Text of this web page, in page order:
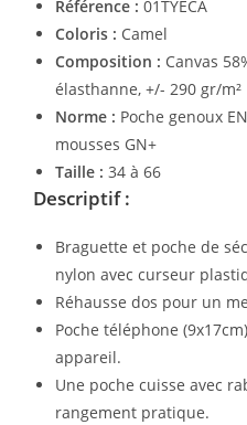
Référence : 01TYECA
Coloris : Camel
Composition : Canvas
élasthanne, +/- 290 gr/m²
Norme : Poche genoux
mousses GN+
Taille : 34 à 66
Descriptif :
Braguette et poche de
nylon avec curseur
Réhausse dos pour un
Poche téléphone
appareil.
Une poche cuisse avec
rangement pratique.